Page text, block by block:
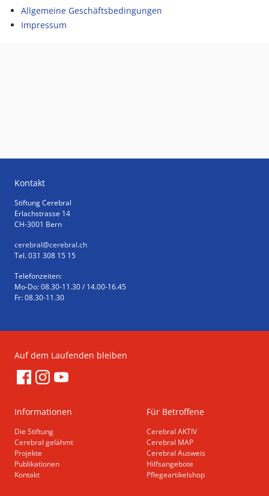
Allgemeine Geschäftsbedingungen
Impressum
Kontakt
Stiftung Cerebral
Erlachstrasse 14
CH-3001 Bern
cerebral@cerebral.ch
Tel. 031 308 15 15
Telefonzeiten:
Mo-Do: 08.30-11.30 / 14.00-16.45
Fr: 08.30-11.30
Auf dem Laufenden bleiben
Informationen
Die Stiftung
Cerebral gelähmt
Projekte
Publikationen
Kontakt
Für Betroffene
Cerebral AKTIV
Cerebral MAP
Cerebral Ausweis
Hilfsangebote
Pflegeartikelshop